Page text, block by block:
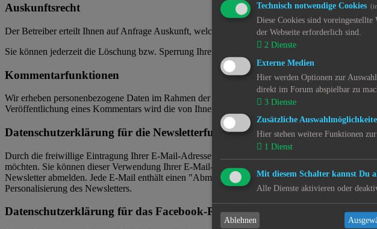
Auskunftsrecht
Der Betreiber erteilt Ihnen auf Anfrage Auskunft, welche Daten über Sie gespeichert sind.
Sie können jederzeit die Löschung bzw. Sperrung Ihrer Daten verlangen. Kontaktieren Sie hierzu
Kommentarfunktionen
Wir erheben personenbezogene Daten im Rahmen der Veröffentlichung eines Inhalts oder
Veröffentlichung eines Kommentars wird die von Ihnen angegebene E-Mail-Adresse
Datenschutzerklärung für die Newsletterfunktion
Durch die freiwillige Eintragung Ihrer E-Mail-Adresse in unseren Newsletter und Bestätigung
möchten. Sie können dieser Verwendung Ihrer E-Mail-Adresse jederzeit widersprechen, ohne
Newsletter abmelden. Jede E-Mail enthält einen "Abmelden"-Link. Für den Empfang des
Personalisierung des Newsletters.
Datenschutzerklärung für das Facebook-Plugin ( "Gefällt mir")
Technisch notwendige Cookies
Diese Cookies sind voreingestellte
der Webseite erforderlich sind.
2 Dienste
Externe Medien
Hier werden Optionen zur
direkt im Forum abspielbar zu
3 Dienste
Zusätzliche
Hier stehen weitere Funktionen
1 Dienst
Mit diesem Schalter kannst Du
Alle Dienste aktivieren oder
Ablehnen